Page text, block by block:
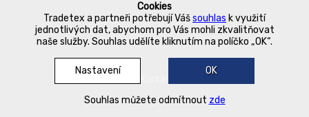
Cookies
Tradetex a partneři potřebují Vášsouhlas k využití
jednotlivých dat, abychom pro Vás mohli zkvalitňovat
naše služby. Souhlas udělíte kliknutím na políčko „OK“.
Nastavení OK
Souhlas můžete odmítnout zde